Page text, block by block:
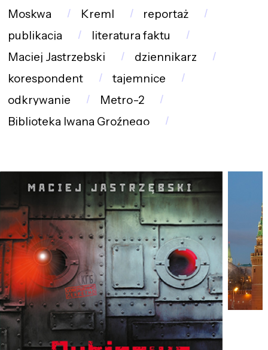
Moskwa
Kreml
reportaż
publikacja
literatura faktu
Maciej Jastrzębski
dziennikarz
korespondent
tajemnice
odkrywanie
Metro-2
Biblioteka Iwana Groźnego